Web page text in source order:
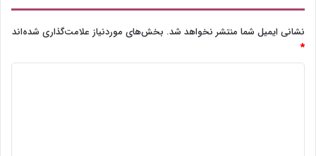
نشانی ایمیل شما منتشر نخواهد شد. بخش‌های موردنیاز علامت‌گذاری شده‌اند
*